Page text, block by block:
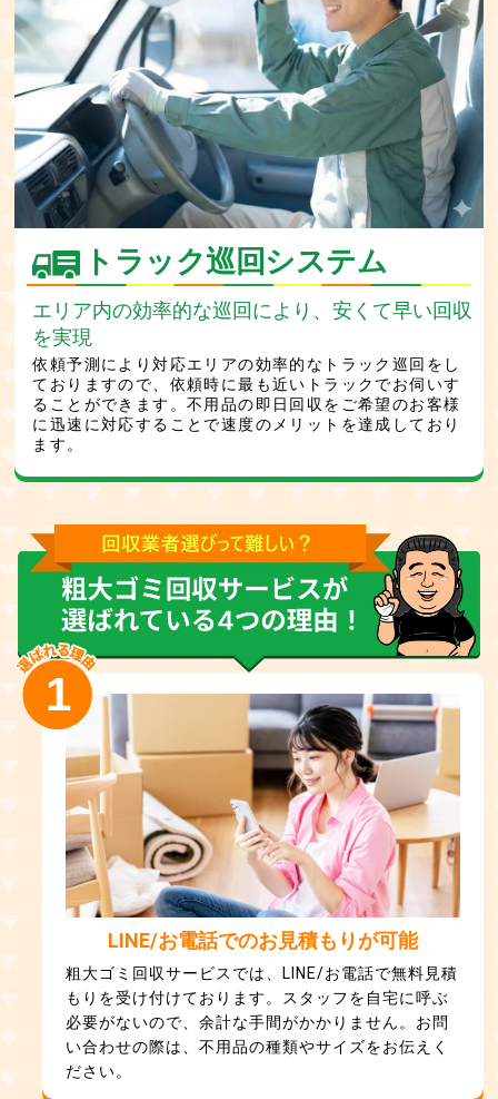
トラック巡回システム
エリア内の効率的な巡回により、安くて早い回収
を実現
依頼予測により対応エリアの効率的なトラック巡回をし
ておりますので、依頼時に最も近いトラックでお伺いす
ることができます。不用品の即日回収をご希望のお客様
に迅速に対応することで速度のメリットを達成しており
ます。
LINE/お電話でのお見積もりが可能
粗大ゴミ回収サービスでは、LINE/お電話で無料見積
もりを受け付けております。スタッフを自宅に呼ぶ
必要がないので、余計な手間がかかりません。お問
い合わせの際は、不用品の種類やサイズをお伝えく
ださい。
1